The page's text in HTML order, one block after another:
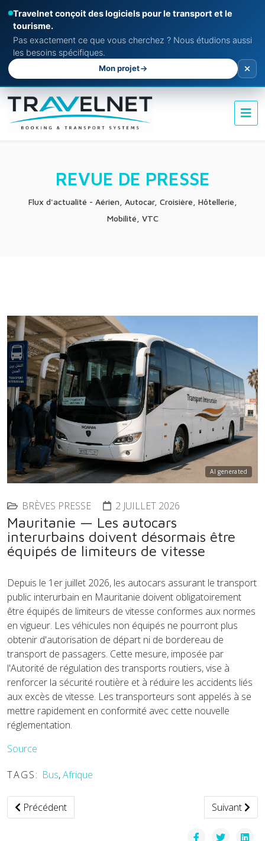
Travelnet conçoit des logiciels pour le transport et le
tourisme.
Pas exactement ce que vous cherchez ? Nous étudions aussi
les besoins spécifiques.
Mon projet
REVUE DE PRESSE
Flux d'actualité - Aérien, Autocar, Croisière, Hôtellerie,
Mobilité, VTC
AI generated
BRÈVES PRESSE 2 JUILLET 2026
Mauritanie — Les autocars
interurbains doivent désormais être
équipés de limiteurs de vitesse
Depuis le 1er juillet 2026, les autocars assurant le transport
public interurbain en Mauritanie doivent obligatoirement
être équipés de limiteurs de vitesse conformes aux normes
en vigueur. Les véhicules non équipés ne pourront plus
obtenir d'autorisation de départ ni de bordereau de
transport de passagers. Cette mesure, imposée par
l'Autorité de régulation des transports routiers, vise à
renforcer la sécurité routière et à réduire les accidents liés
aux excès de vitesse. Les transporteurs sont appelés à se
mettre rapidement en conformité avec cette nouvelle
réglementation.
Source
TAGS: Bus,Afrique
Article précédent : France : le transport par autocar
Précédent Article
Suivant